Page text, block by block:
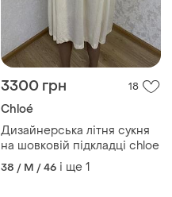
3300 грн 18
Chloé
Дизайнерська літня сукня
на шовковій підкладці chloe
38 / M / 46 і ще 1